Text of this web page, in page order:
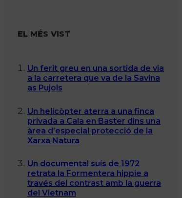
EL MÉS VIST
Un ferit greu en una sortida de via
a la carretera que va de la Savina
as Pujols
Un helicòpter aterra a una finca
privada a Cala en Baster dins una
àrea d’especial protecció de la
Xarxa Natura
Un documental suís de 1972
retrata la Formentera hippie a
través del contrast amb la guerra
del Vietnam